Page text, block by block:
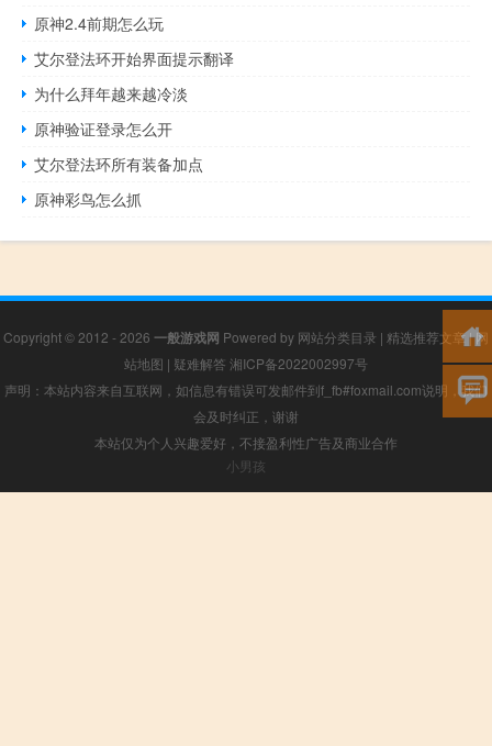
原神2.4前期怎么玩
艾尔登法环开始界面提示翻译
为什么拜年越来越冷淡
原神验证登录怎么开
艾尔登法环所有装备加点
原神彩鸟怎么抓
Copyright © 2012 - 2026 一般游戏网 Powered by 网站分类目录 | 精选推荐文章|网
站地图 | 疑难解答 湘ICP备2022002997号
声明：本站内容来自互联网，如信息有错误可发邮件到f_fb#foxmail.com说明，我们
会及时纠正，谢谢
本站仅为个人兴趣爱好，不接盈利性广告及商业合作
小男孩